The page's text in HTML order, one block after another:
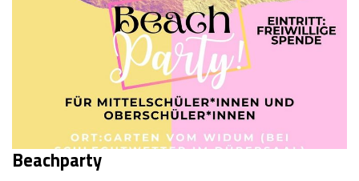
Beachparty